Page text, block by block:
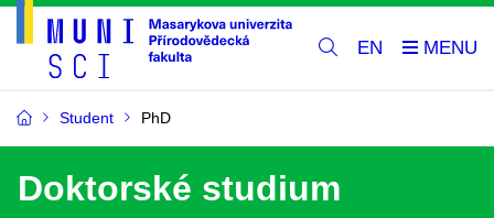
EN
Student PhD
Doktorské studium